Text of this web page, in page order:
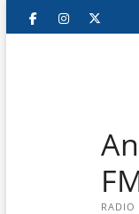
Saltar
Facebook
RADIO